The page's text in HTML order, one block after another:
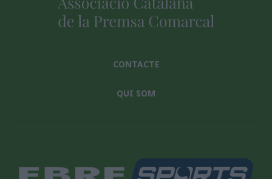
CONTACTE
QUI SOM